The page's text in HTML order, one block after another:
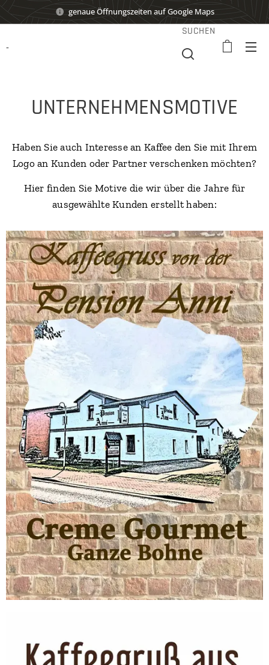
genaue Öffnungszeiten auf Google Maps
-
SUCHEN
UNTERNEHMENSMOTIVE
Haben Sie auch Interesse an Kaffee den Sie mit Ihrem
Logo an Kunden oder Partner verschenken möchten?
Hier finden Sie Motive die wir über die Jahre für
ausgewählte Kunden erstellt haben: